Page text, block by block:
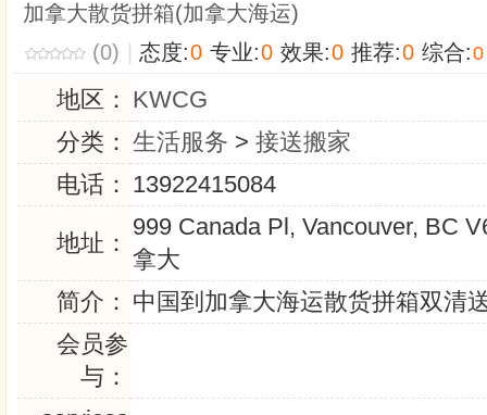
加拿大散货拼箱(加拿大海运)
(0)
态度:0 专业:0 效果:0 推荐:0 综合:0
地区： KWCG
分类： 生活服务 > 接送搬家
电话： 13922415084
地址：
999 Canada Pl, Vancouver, BC
拿大
简介： 中国到加拿大海运散货拼箱双清
会员参
与：